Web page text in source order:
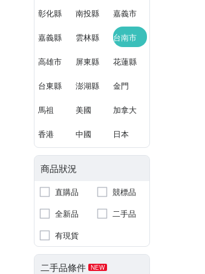
彰化縣 南投縣 嘉義市
嘉義縣 雲林縣 台南市
高雄市 屏東縣 花蓮縣
台東縣 澎湖縣 金門
馬祖 美國 加拿大
香港 中國 日本
商品狀況
直購品
競標品
全新品
二手品
有現貨
二手品條件 NEW